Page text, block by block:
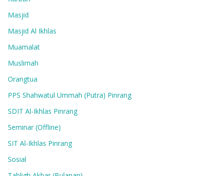
Masjid
Masjid Al Ikhlas
Muamalat
Muslimah
Orangtua
PPS Shahwatul Ummah (Putra) Pinrang
SDIT Al-Ikhlas Pinrang
Seminar (Offline)
SIT Al-Ikhlas Pinrang
Sosial